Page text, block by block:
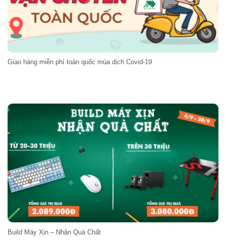
Giao hàng miễn phí toàn quốc mùa dịch Covid-19
Build Máy Xịn – Nhận Quà Chất